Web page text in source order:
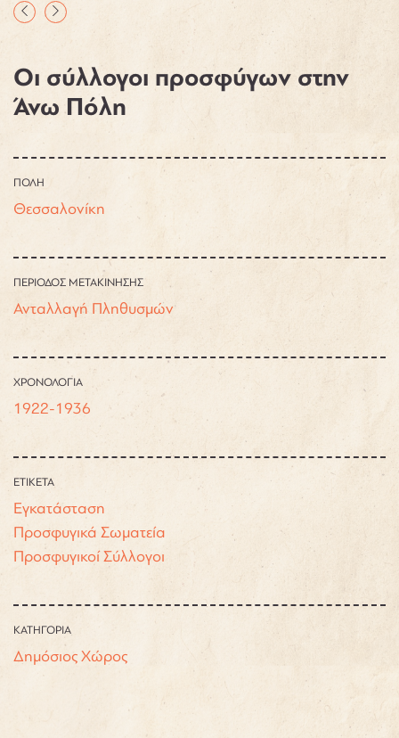
Οι σύλλογοι προσφύγων στην
Άνω Πόλη
ΠΟΛΗ
Θεσσαλονίκη
ΠΕΡΙΟΔΟΣ ΜΕΤΑΚΙΝΗΣΗΣ
Ανταλλαγή Πληθυσμών
ΧΡΟΝΟΛΟΓΙΑ
1922-1936
ΕΤΙΚΕΤΑ
Εγκατάσταση
Προσφυγικά Σωματεία
Προσφυγικοί Σύλλογοι
ΚΑΤΗΓΟΡΙΑ
Δημόσιος Χώρος